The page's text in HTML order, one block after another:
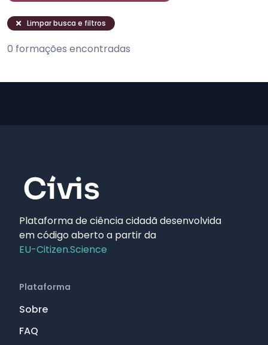
Limpar busca e filtros
0 formações encontradas
Plataforma de ciência cidadã desenvolvida
em código aberto a partir da
EU-Citizen.Science
Plataforma
Sobre
FAQ